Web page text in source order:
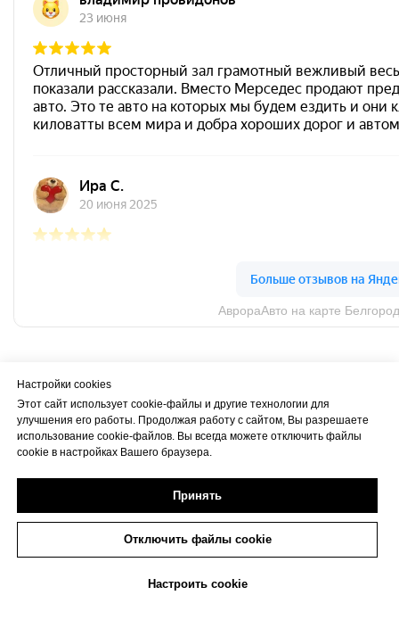
+7 (473) 233-06-06
Настройки cookies
Этот сайт использует cookie-файлы и другие технологии для
улучшения его работы. Продолжая работу с сайтом, Вы разрешаете
использование cookie-файлов. Вы всегда можете отключить файлы
cookie в настройках Вашего браузера.
Принять
Отключить файлы cookie
Настроить cookie